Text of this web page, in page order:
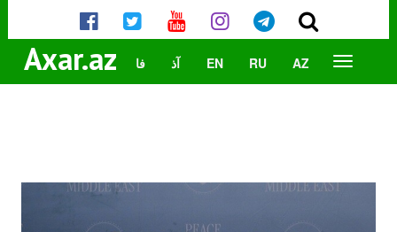
Axar.az AZ
RU
EN آذ فا